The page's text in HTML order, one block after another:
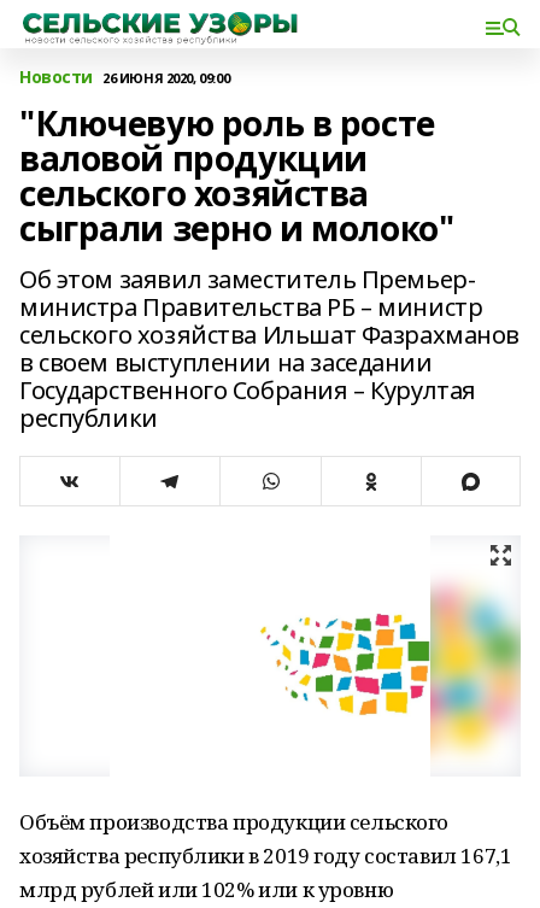
Новости 26 ИЮНЯ 2020, 09:00
"Ключевую роль в росте
валовой продукции
сельского хозяйства
сыграли зерно и молоко"
Об этом заявил заместитель Премьер-
министра Правительства РБ – министр
сельского хозяйства Ильшат Фазрахманов
в своем выступлении на заседании
Государственного Собрания – Курултая
республики
Объём производства продукции сельского
хозяйства республики в 2019 году составил 167,1
млрд рублей или 102% или к уровню